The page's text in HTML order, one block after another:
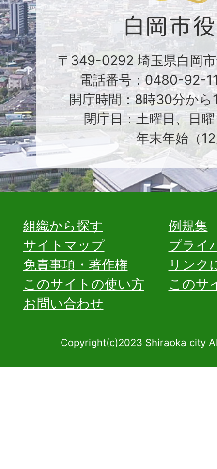
〒349-0292 埼玉県白岡
電話番号：0480-92-
開庁時間：8時30分から
閉庁日：土曜日、日
年末年始（
組織から探す
例規集
サイトマップ
プライ
免責事項・著作権
リンク
このサイトの使い方
このサ
お問い合わせ
Copyright(c)2023 Shiraoka city